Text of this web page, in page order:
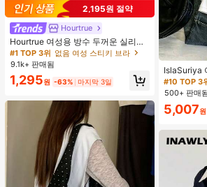
2,195원 절약
Hourtrue
Hourtrue 여성용 방수 두꺼운 실리콘
가슴 페탈, 작은 가슴 리프트업 & 푸시
인용, 웨딩 촬영 및 들러리용
#1 TOP 3위 없음 여성 스티키 브라
9.1k+ 판매됨
1,295원 -63% 마지막 3일
IslaSuriya
넥 슬림핏
#10 TOP 3
500+ 판매
5,007원